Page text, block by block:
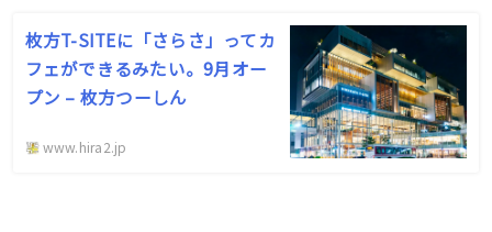
枚方T-SITEに「さらさ」ってカ
フェができるみたい。9月オー
プン – 枚方つーしん
www.hira2.jp